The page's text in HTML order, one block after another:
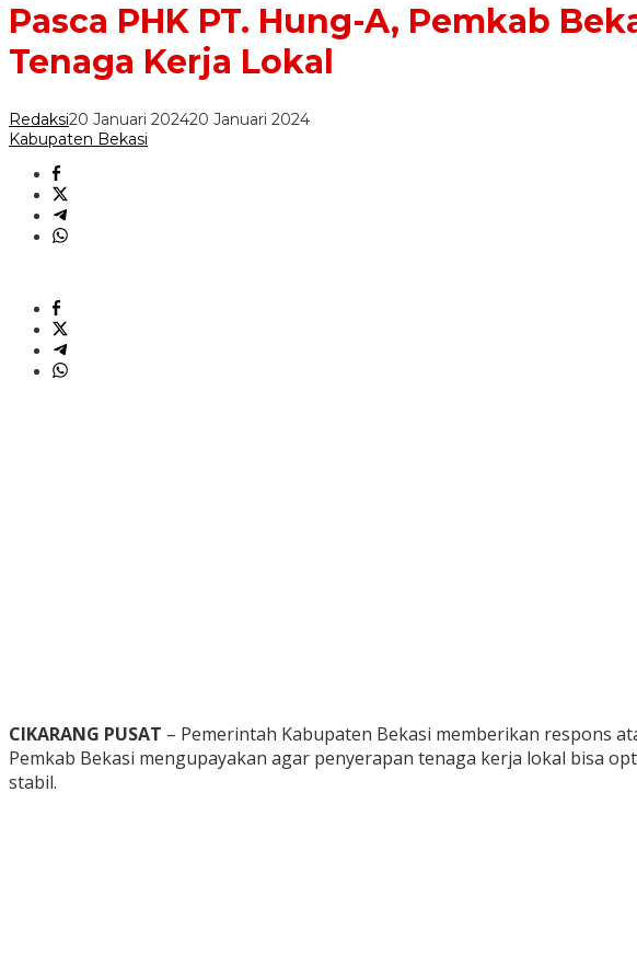
Pasca PHK PT. Hung-A, Pemkab
Tenaga Kerja Lokal
Redaksi20 Januari 202420 Januari 2024
Kabupaten Bekasi
CIKARANG PUSAT – Pemerintah Kabupaten Bekasi memberikan respons
Pemkab Bekasi mengupayakan agar penyerapan tenaga kerja lokal bisa
stabil.